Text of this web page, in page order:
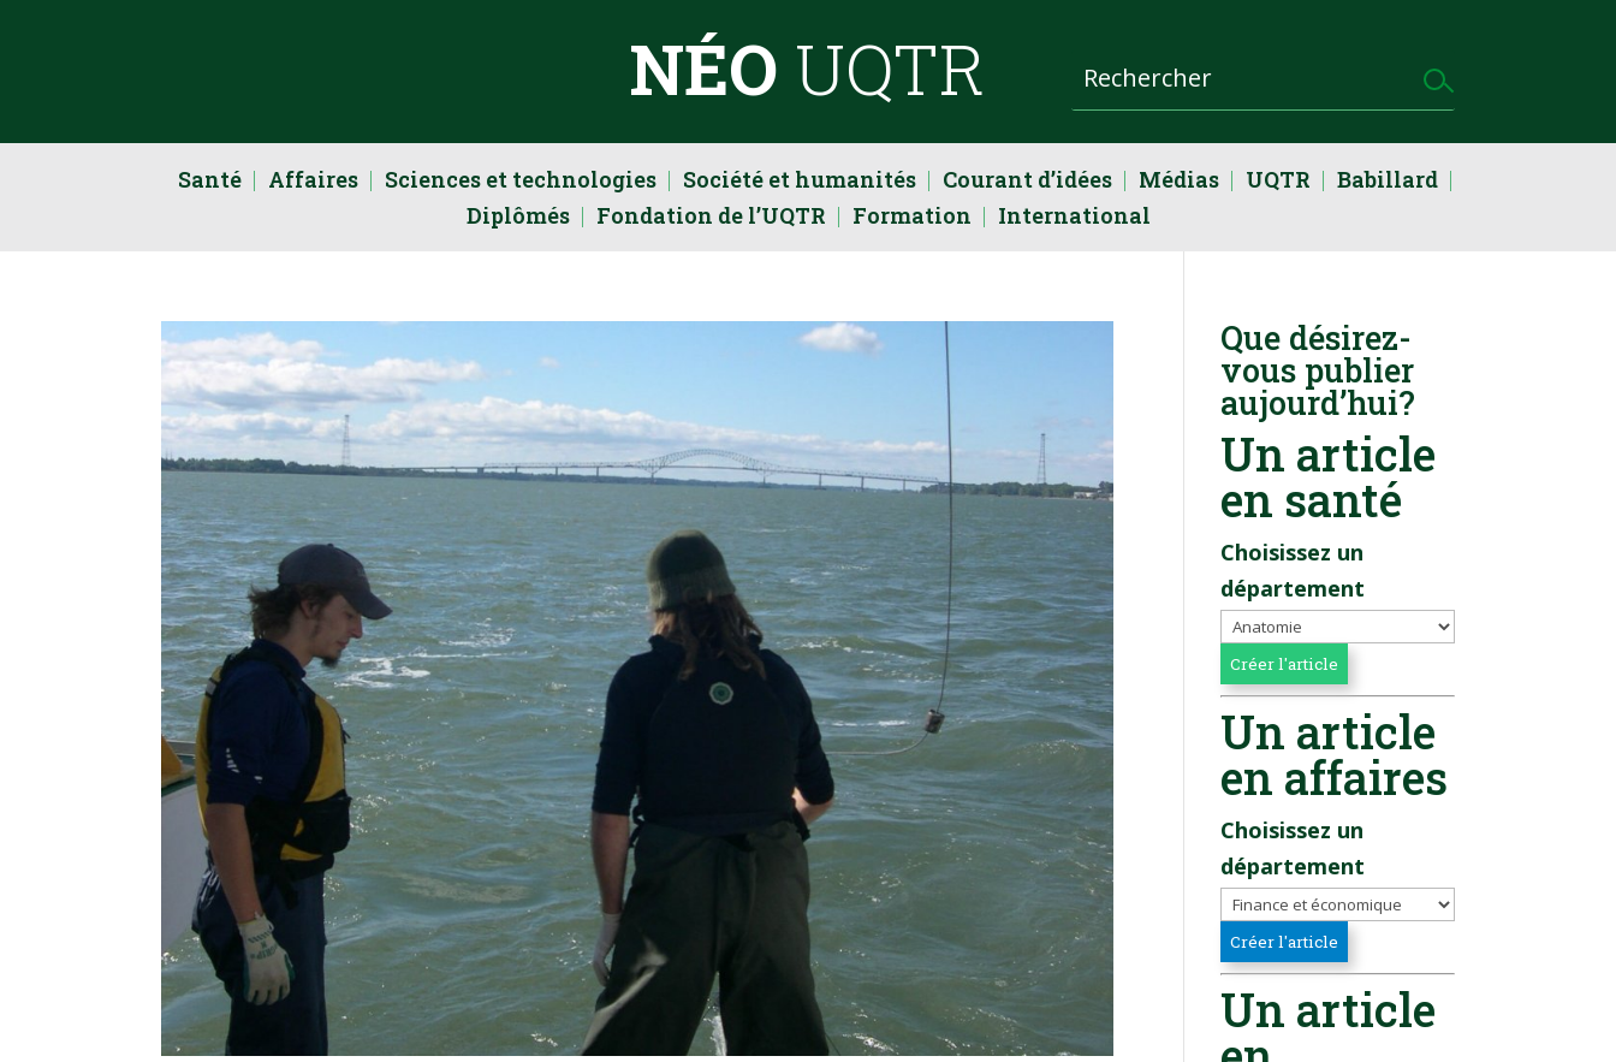
NÉO UQTR
Santé Affaires Sciences et technologies Société et humanités Courant d’idées Médias UQTR
Babillard
Diplômés
Fondation de l’UQTR Formation International
Que désirez-
vous publier
aujourd’hui?
Un article
en santé
Choisissez un
département
Un article
en affaires
Choisissez un
département
Un article